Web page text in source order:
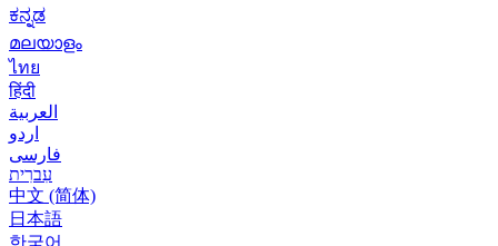
ಕನ್ನಡ
മലയാളം
ไทย
हिंदी
العربية
اردو
فارسی
עִברִית
中文 (简体)
日本語
한국어